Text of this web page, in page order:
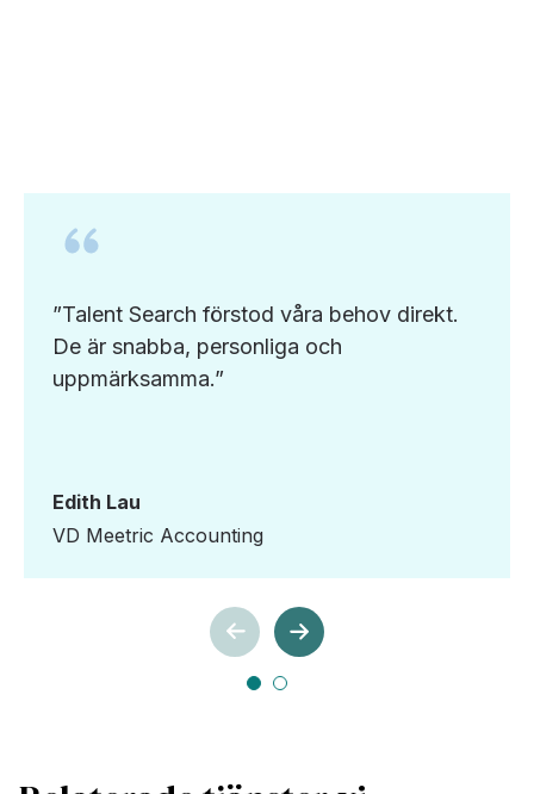
”Talent Search förstod våra behov direkt.
De är snabba, personliga och
uppmärksamma.”
Edith Lau
VD Meetric Accounting